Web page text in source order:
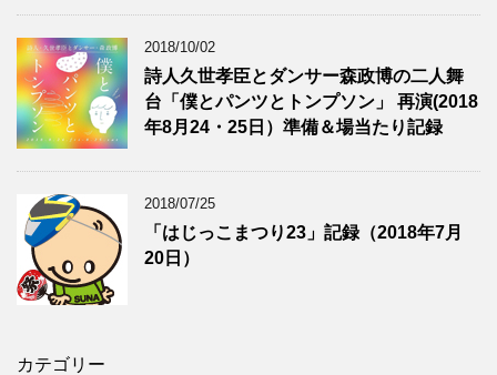
2018/10/02
詩人久世孝臣とダンサー森政博の二人舞
台「僕とパンツとトンプソン」 再演(2018
年8月24・25日）準備＆場当たり記録
2018/07/25
「はじっこまつり23」記録（2018年7月
20日）
カテゴリー